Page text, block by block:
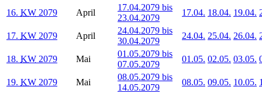
16. KW 2079 April
17.04.2079 bis
23.04.2079
17.04. 18.04. 19.04.
17. KW 2079 April
24.04.2079 bis
30.04.2079
24.04. 25.04. 26.04.
18. KW 2079 Mai
01.05.2079 bis
07.05.2079
01.05. 02.05. 03.05.
19. KW 2079 Mai
08.05.2079 bis
14.05.2079
08.05. 09.05. 10.05.